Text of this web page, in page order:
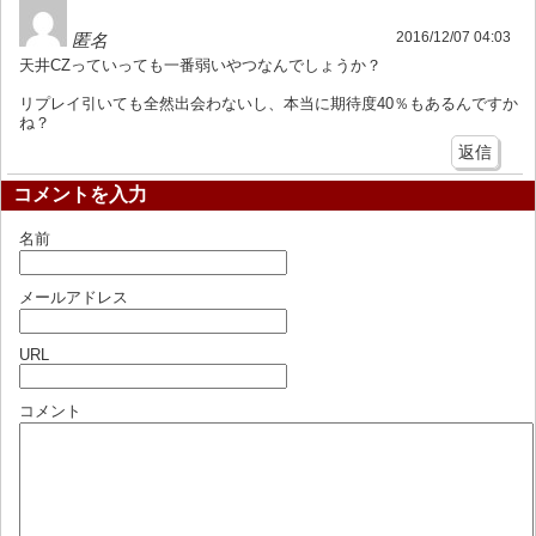
匿名 2016/12/07 04:03
天井CZっていっても一番弱いやつなんでしょうか？
リプレイ引いても全然出会わないし、本当に期待度40％もあるんですか
ね？
返信
コメントを入力
名前
メールアドレス
URL
コメント